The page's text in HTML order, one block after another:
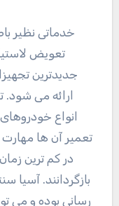
خدماتی نظیر
تعویض
جدیدترین
ارائه می شود.
انواع
تعمیر آن ها مهارت
در کم ترین
بازگردانند. آسیا
رسانی بوده و می